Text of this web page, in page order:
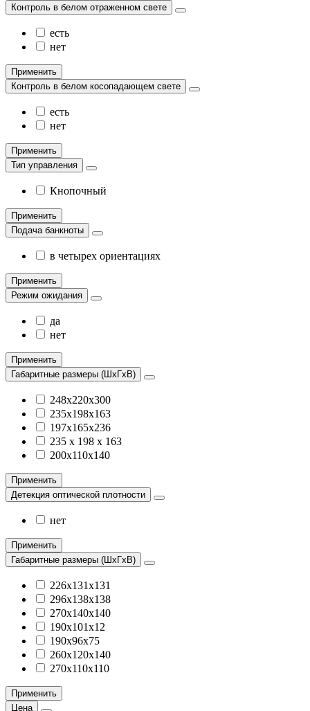
Контроль в белом отраженном свете
есть
нет
Применить
Контроль в белом косопадающем свете
есть
нет
Применить
Тип управления
Кнопочный
Применить
Подача банкноты
в четырех ориентациях
Применить
Режим ожидания
да
нет
Применить
Габаритные размеры (ШхГхВ)
248x220x300
235x198x163
197х165х236
235 x 198 x 163
200х110х140
Применить
Детекция оптической плотности
нет
Применить
Габаритные размеры (ШхГхВ)
226x131x131
296x138x138
270x140x140
190х101х12
190х96х75
260х120х140
270x110x110
Применить
Цена